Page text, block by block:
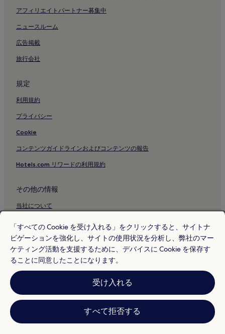
アフィリエイトパートナー募集中
ニュースルーム
広告掲載
旅行会社
規定
利用規約
プライバシー
Cookie
コンテンツガイドラインおよびコンテンツの報告
Hotels.com リワードの利用規約
その他の情報
当社について
旅行ガイド
Hotels.com リワード
* 一部のホテルは、チェックイン日の 24 時間以上前までにキャンセルす
ることを条件としています。詳細はウェブサイトでご覧ください。
© 2026 Hotels.com, L.P., an Expedia Group company. All rights reserved.
Hotels.com および Hotels.com のロゴは、Hotels.com, L.P. の商標または
「すべての Cookie を受け入れる」をクリックすると、サイトナ
ビゲーションを強化し、サイトの使用状況を分析し、弊社のマー
ケティング活動を支援するために、デバイスに Cookie を保存す
ることに同意したことになります。
受け入れる
すべて拒否する